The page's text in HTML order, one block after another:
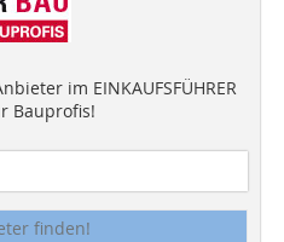
im EINKAUFSFÜHRER
Bauprofis!
finden!